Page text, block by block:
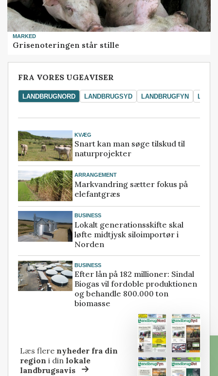
MARKED
Grisenoteringen står stille
FRA VORES UGEAVISER
LANDBRUGNORD LANDBRUGSYD LANDBRUGFYN
KVÆG
Snart kan man søge tilskud til
naturprojekter
ARRANGEMENT
Markvandring sætter fokus på
elefantgræs
BUSINESS
Lokalt generationsskifte skal
løfte midtjysk siloimportør i
Norden
BUSINESS
Efter lån på 182 millioner: Sindal
Biogas vil fordoble produktionen
og behandle 800.000 ton
biomasse
Læs flere nyheder fra din
region i dinlokale
landbrugsavis